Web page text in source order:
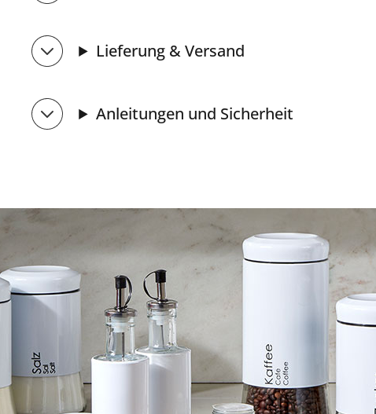
Lieferung & Versand
Anleitungen und Sicherheit